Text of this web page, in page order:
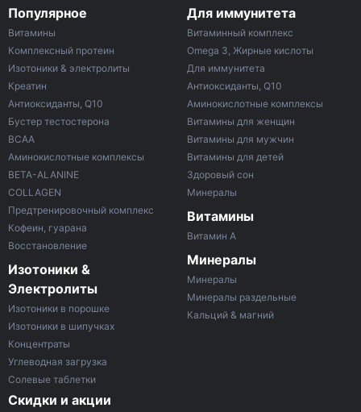
Популярное
Витамины
Комплексный протеин
Изотоники & электролиты
Креатин
Антиоксиданты, Q10
Бустер тестостерона
ВСАА
Аминокислотные комплексы
BETA-ALANINE
COLLAGEN
Предтренировочный комплекс
Кофеин, гуарана
Восстановление
Изотоники &
Электролиты
Изотоники в порошке
Изотоники в шипучках
Концентраты
Углеводная загрузка
Солевые таблетки
Для иммунитета
Витаминный комплекс
Omega 3, Жирные кислоты
Для иммунитета
Антиоксиданты, Q10
Аминокислотные комплексы
Витамины для женщин
Витамины для мужчин
Витамины для детей
Здоровый сон
Минералы
Витамины
Витамин A
Минералы
Минералы
Минералы раздельные
Кальций & магний
Скидки и акции